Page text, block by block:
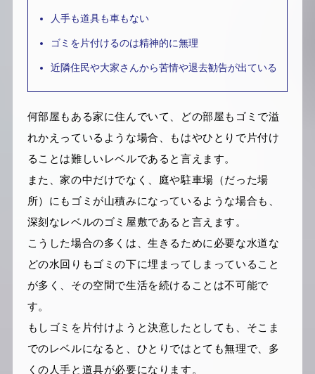
人手も道具も車もない
ゴミを片付けるのは精神的に無理
近隣住民や大家さんから苦情や退去勧告が出ている
何部屋もある家に住んでいて、どの部屋もゴミで溢
れかえっているような場合、もはやひとりで片付け
ることは難しいレベルであると言えます。
また、家の中だけでなく、庭や駐車場（だった場
所）にもゴミが山積みになっているような場合も、
深刻なレベルのゴミ屋敷であると言えます。
こうした場合の多くは、生きるために必要な水道な
どの水回りもゴミの下に埋まってしまっていること
が多く、その空間で生活を続けることは不可能で
す。
もしゴミを片付けようと決意したとしても、そこま
でのレベルになると、ひとりではとても無理で、多
くの人手と道具が必要になります。